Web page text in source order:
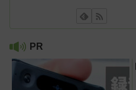
PR